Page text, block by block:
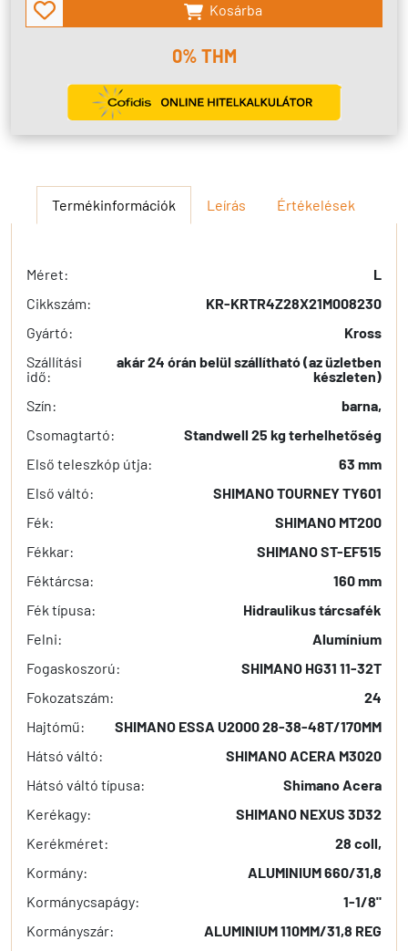
Kosárba
0% THM
Termékinformációk Leírás Értékelések
Méret:
L
Cikkszám:
KR-KRTR4Z28X21M008230
Gyártó:
Kross
Szállítási
idő:
akár 24 órán belül szállítható (az üzletben
készleten)
Szín:
barna,
Csomagtartó:
Standwell 25 kg terhelhetőség
Első teleszkóp útja:
63 mm
Első váltó:
SHIMANO TOURNEY TY601
Fék:
SHIMANO MT200
Fékkar:
SHIMANO ST-EF515
Féktárcsa:
160 mm
Fék típusa:
Hidraulikus tárcsafék
Felni:
Alumínium
Fogaskoszorú:
SHIMANO HG31 11-32T
Fokozatszám:
24
Hajtómű:
SHIMANO ESSA U2000 28-38-48T/170MM
Hátsó váltó:
SHIMANO ACERA M3020
Hátsó váltó típusa:
Shimano Acera
Kerékagy:
SHIMANO NEXUS 3D32
Kerékméret:
28 coll,
Kormány:
ALUMINIUM 660/31,8
Kormánycsapágy:
1-1/8"
Kormányszár:
ALUMINIUM 110MM/31,8 REG